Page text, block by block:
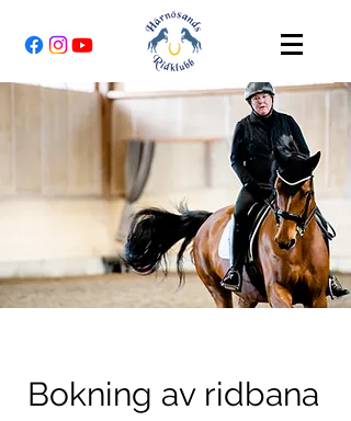
Bokning av ridbana